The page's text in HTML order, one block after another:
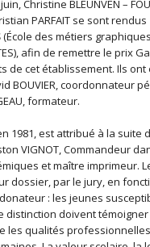
Christine BLEUNVEN –
PARFAIT se sont rendus
(École des métiers
afin de remettre le prix
de cet établissement. Ils ont
BOUVIER, coordonnateur
formateur.
1981, est attribué à la suite
VIGNOT, Commandeur
et maître imprimeur.
dossier, par le jury, en
: les jeunes
distinction doivent
les qualités